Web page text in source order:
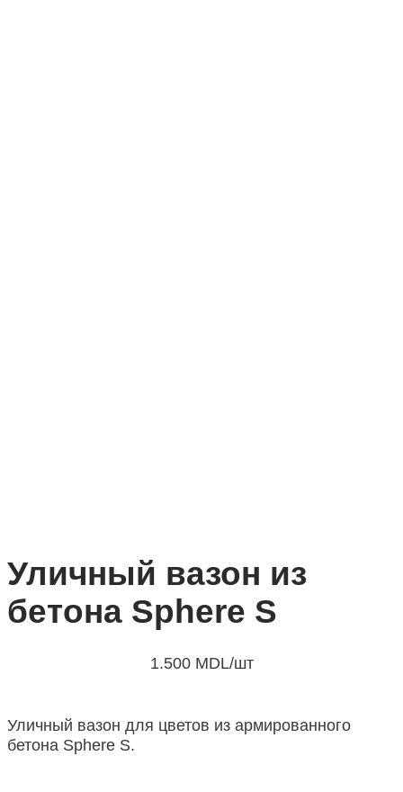
Уличный вазон из
бетона Sphere S
1.500 MDL/шт
Уличный вазон для цветов из армированного
бетона Sphere S.